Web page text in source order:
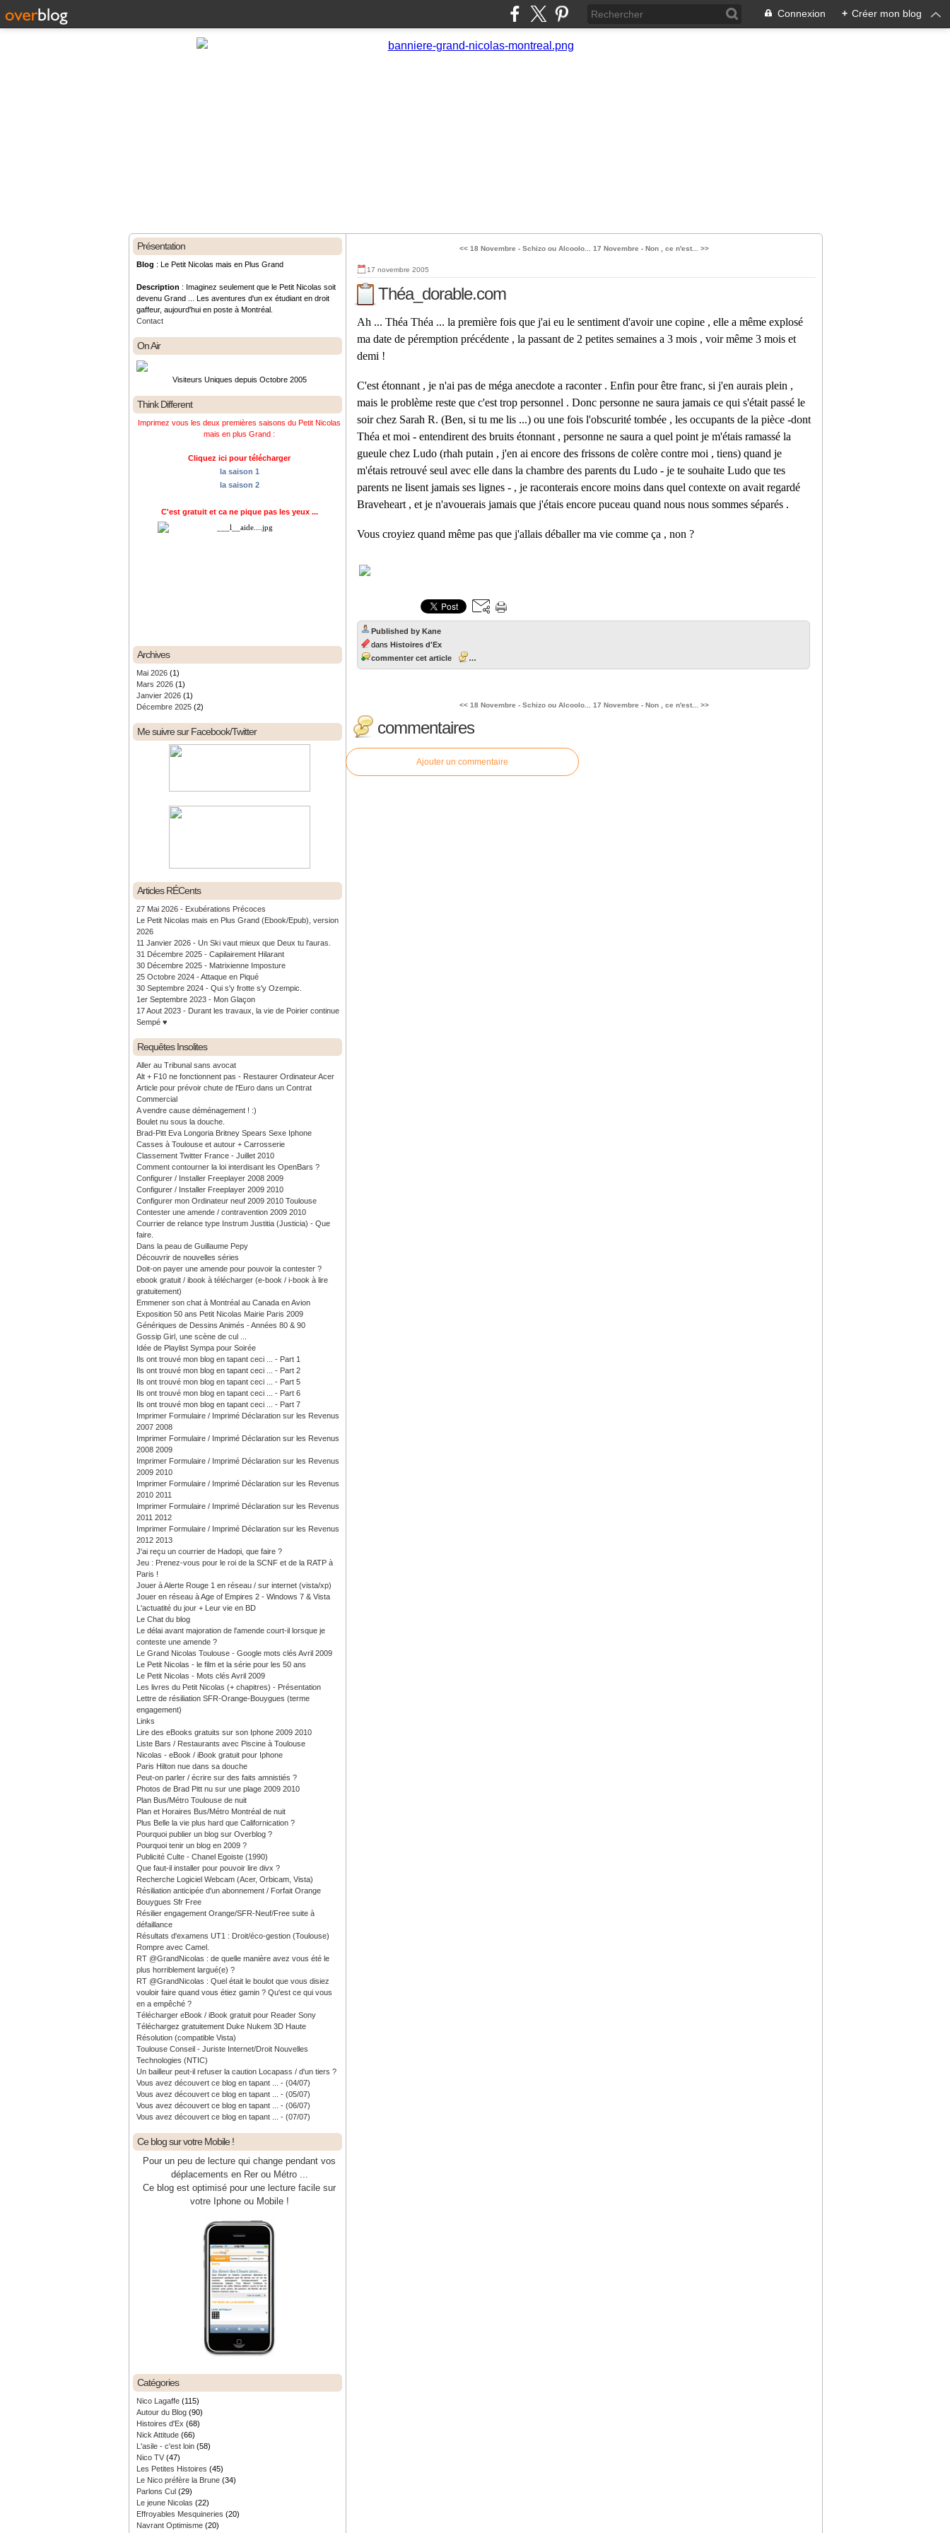
Connexion + Créer mon blog
Présentation
Blog : Le Petit Nicolas mais en Plus Grand
Description : Imaginez seulement que le Petit Nicolas soit
devenu Grand ... Les aventures d'un ex étudiant en droit
gaffeur, aujourd'hui en poste à Montréal.
Contact
On Air
Visiteurs Uniques depuis Octobre 2005
Think Different
Imprimez vous les deux premières saisons du Petit Nicolas
mais en plus Grand :
Cliquez ici pour télécharger
la saison 1
la saison 2
C'est gratuit et ca ne pique pas les yeux ...
Archives
Mai 2026 (1)
Mars 2026 (1)
Janvier 2026 (1)
Décembre 2025 (2)
Me suivre sur Facebook/Twitter
Articles RÉCents
27 Mai 2026 - Exubérations Précoces
Le Petit Nicolas mais en Plus Grand (Ebook/Epub), version
2026
11 Janvier 2026 - Un Ski vaut mieux que Deux tu l'auras.
31 Décembre 2025 - Capilairement Hilarant
30 Décembre 2025 - Matrixienne Imposture
25 Octobre 2024 - Attaque en Piqué
30 Septembre 2024 - Qui s'y frotte s'y Ozempic.
1er Septembre 2023 - Mon Glaçon
17 Aout 2023 - Durant les travaux, la vie de Poirier continue
Sempé ♥️
Requêtes Insolites
Aller au Tribunal sans avocat
Alt + F10 ne fonctionnent pas - Restaurer Ordinateur Acer
Article pour prévoir chute de l'Euro dans un Contrat
Commercial
A vendre cause déménagement ! :)
Boulet nu sous la douche.
Brad-Pitt Eva Longoria Britney Spears Sexe Iphone
Casses à Toulouse et autour + Carrosserie
Classement Twitter France - Juillet 2010
Comment contourner la loi interdisant les OpenBars ?
Configurer / Installer Freeplayer 2008 2009
Configurer / Installer Freeplayer 2009 2010
Configurer mon Ordinateur neuf 2009 2010 Toulouse
Contester une amende / contravention 2009 2010
Courrier de relance type Instrum Justitia (Justicia) - Que
faire.
Dans la peau de Guillaume Pepy
Découvrir de nouvelles séries
Doit-on payer une amende pour pouvoir la contester ?
ebook gratuit / ibook à télécharger (e-book / i-book à lire
gratuitement)
Emmener son chat à Montréal au Canada en Avion
Exposition 50 ans Petit Nicolas Mairie Paris 2009
Génériques de Dessins Animés - Années 80 & 90
Gossip Girl, une scène de cul ...
Idée de Playlist Sympa pour Soirée
Ils ont trouvé mon blog en tapant ceci ... - Part 1
Ils ont trouvé mon blog en tapant ceci ... - Part 2
Ils ont trouvé mon blog en tapant ceci ... - Part 5
Ils ont trouvé mon blog en tapant ceci ... - Part 6
Ils ont trouvé mon blog en tapant ceci ... - Part 7
Imprimer Formulaire / Imprimé Déclaration sur les Revenus
2007 2008
Imprimer Formulaire / Imprimé Déclaration sur les Revenus
2008 2009
Imprimer Formulaire / Imprimé Déclaration sur les Revenus
2009 2010
Imprimer Formulaire / Imprimé Déclaration sur les Revenus
2010 2011
Imprimer Formulaire / Imprimé Déclaration sur les Revenus
2011 2012
Imprimer Formulaire / Imprimé Déclaration sur les Revenus
2012 2013
J'ai reçu un courrier de Hadopi, que faire ?
Jeu : Prenez-vous pour le roi de la SCNF et de la RATP à
Paris !
Jouer à Alerte Rouge 1 en réseau / sur internet (vista/xp)
Jouer en réseau à Age of Empires 2 - Windows 7 & Vista
L'actuatité du jour + Leur vie en BD
Le Chat du blog
Le délai avant majoration de l'amende court-il lorsque je
conteste une amende ?
Le Grand Nicolas Toulouse - Google mots clés Avril 2009
Le Petit Nicolas - le film et la série pour les 50 ans
Le Petit Nicolas - Mots clés Avril 2009
Les livres du Petit Nicolas (+ chapitres) - Présentation
Lettre de résiliation SFR-Orange-Bouygues (terme
engagement)
Links
Lire des eBooks gratuits sur son Iphone 2009 2010
Liste Bars / Restaurants avec Piscine à Toulouse
Nicolas - eBook / iBook gratuit pour Iphone
Paris Hilton nue dans sa douche
Peut-on parler / écrire sur des faits amnistiés ?
Photos de Brad Pitt nu sur une plage 2009 2010
Plan Bus/Métro Toulouse de nuit
Plan et Horaires Bus/Métro Montréal de nuit
Plus Belle la vie plus hard que Californication ?
Pourquoi publier un blog sur Overblog ?
Pourquoi tenir un blog en 2009 ?
Publicité Culte - Chanel Egoiste (1990)
Que faut-il installer pour pouvoir lire divx ?
Recherche Logiciel Webcam (Acer, Orbicam, Vista)
Résiliation anticipée d'un abonnement / Forfait Orange
Bouygues Sfr Free
Résilier engagement Orange/SFR-Neuf/Free suite à
défaillance
Résultats d'examens UT1 : Droit/éco-gestion (Toulouse)
Rompre avec Camel.
RT @GrandNicolas : de quelle manière avez vous été le
plus horriblement largué(e) ?
RT @GrandNicolas : Quel était le boulot que vous disiez
vouloir faire quand vous étiez gamin ? Qu'est ce qui vous
en a empêché ?
Télécharger eBook / iBook gratuit pour Reader Sony
Téléchargez gratuitement Duke Nukem 3D Haute
Résolution (compatible Vista)
Toulouse Conseil - Juriste Internet/Droit Nouvelles
Technologies (NTIC)
Un bailleur peut-il refuser la caution Locapass / d'un tiers ?
Vous avez découvert ce blog en tapant ... - (04/07)
Vous avez découvert ce blog en tapant ... - (05/07)
Vous avez découvert ce blog en tapant ... - (06/07)
Vous avez découvert ce blog en tapant ... - (07/07)
Ce blog sur votre Mobile !
Pour un peu de lecture qui change pendant vos
déplacements en Rer ou Métro ...
Ce blog est optimisé pour une lecture facile sur
votre Iphone ou Mobile !
Catégories
Nico Lagaffe (115)
Autour du Blog (90)
Histoires d'Ex (68)
Nick Attitude (66)
L'asile - c'est loin (58)
Nico TV (47)
Les Petites Histoires (45)
Le Nico préfère la Brune (34)
Parlons Cul (29)
Le jeune Nicolas (22)
Effroyables Mesquineries (20)
Navrant Optimisme (20)
<< 18 Novembre - Schizo ou Alcoolo... 17 Novembre - Non , ce n'est... >>
17 novembre 2005
Théa_dorable.com
Ah ... Théa Théa ... la première fois que j'ai eu le sentiment d'avoir une copine , elle a même explosé
ma date de péremption précédente , la passant de 2 petites semaines a 3 mois , voir même 3 mois et
demi !
C'est étonnant , je n'ai pas de méga anecdote a raconter . Enfin pour être franc, si j'en aurais plein ,
mais le problème reste que c'est trop personnel . Donc personne ne saura jamais ce qui s'était passé le
soir chez Sarah R. (Ben, si tu me lis ...) ou une fois l'obscurité tombée , les occupants de la pièce -dont
Théa et moi - entendirent des bruits étonnant , personne ne saura a quel point je m'étais ramassé la
gueule chez Ludo (rhah putain , j'en ai encore des frissons de colère contre moi , tiens) quand je
m'étais retrouvé seul avec elle dans la chambre des parents du Ludo - je te souhaite Ludo que tes
parents ne lisent jamais ses lignes - , je raconterais encore moins dans quel contexte on avait regardé
Braveheart , et je n'avouerais jamais que j'étais encore puceau quand nous nous sommes séparés .
Vous croyiez quand même pas que j'allais déballer ma vie comme ça , non ?
Published by Kane
dans Histoires d'Ex
commenter cet article
…
<< 18 Novembre - Schizo ou Alcoolo... 17 Novembre - Non , ce n'est... >>
commentaires
Ajouter un commentaire